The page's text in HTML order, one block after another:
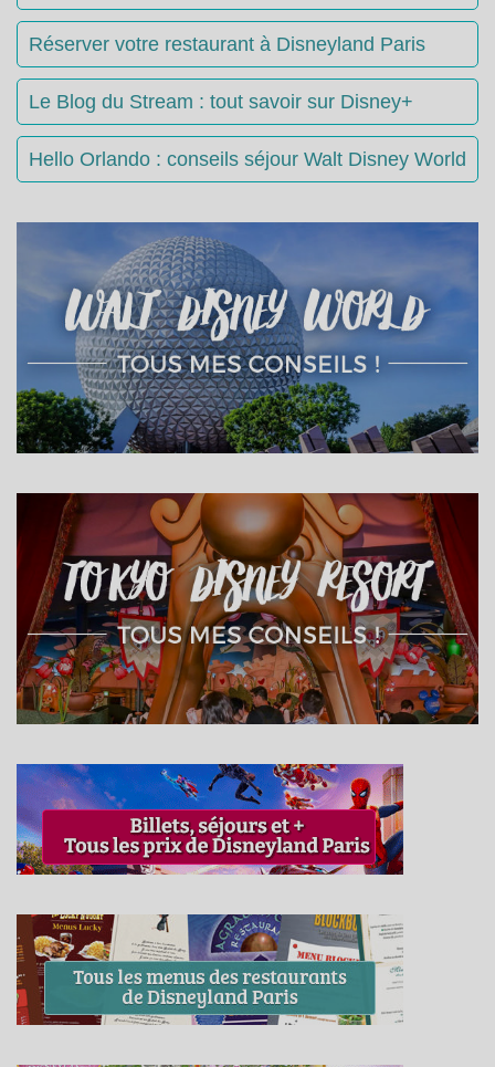
Réserver votre restaurant à Disneyland Paris
Le Blog du Stream : tout savoir sur Disney+
Hello Orlando : conseils séjour Walt Disney World